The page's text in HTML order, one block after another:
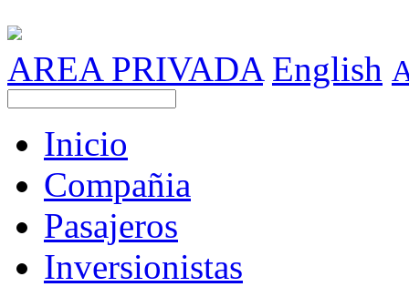
AREA PRIVADA English
Inicio
Compañia
Pasajeros
Inversionistas